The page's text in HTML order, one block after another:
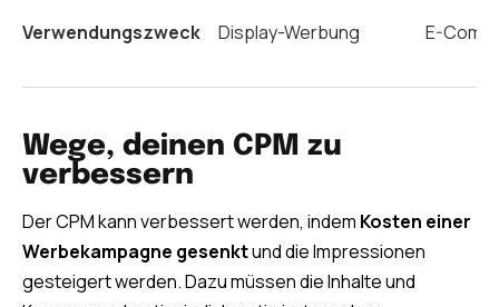
Verwendungszweck Display-Werbung E-
Wege, deinen CPM zu
verbessern
Der CPM kann verbessert werden, indem Kosten einer
Werbekampagne gesenktund die Impressionen
gesteigert werden. Dazu müssen die Inhalte und